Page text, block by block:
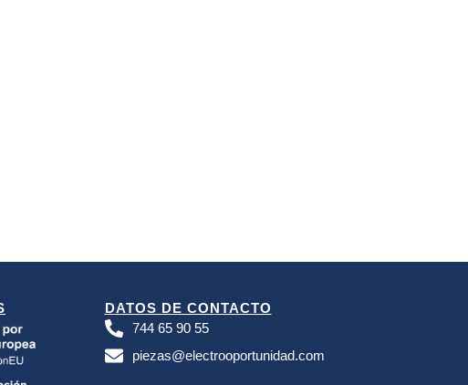
DATOS DE CONTACTO
744 65 90 55
piezas@electrooportunidad.com